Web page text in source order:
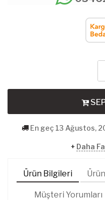
En geç 13 Ağustos,
+ Daha
Ürün Bilgileri
Müşteri Yorumları